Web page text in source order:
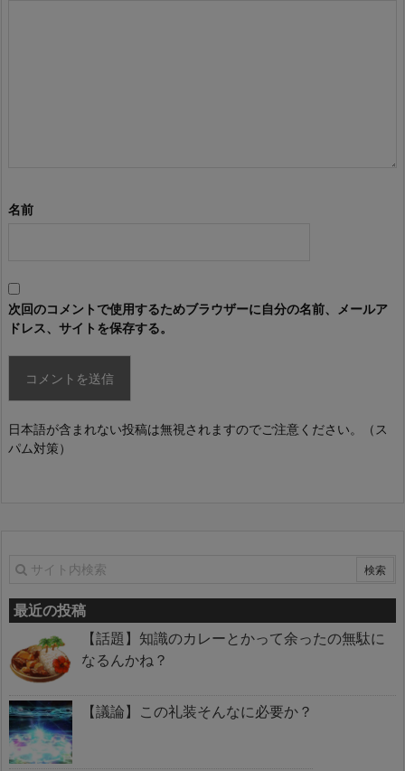
名前
次回のコメントで使用するためブラウザーに自分の名前、メールア
ドレス、サイトを保存する。
日本語が含まれない投稿は無視されますのでご注意ください。（ス
パム対策）
最近の投稿
【話題】知識のカレーとかって余ったの無駄に
なるんかね？
【議論】この礼装そんなに必要か？